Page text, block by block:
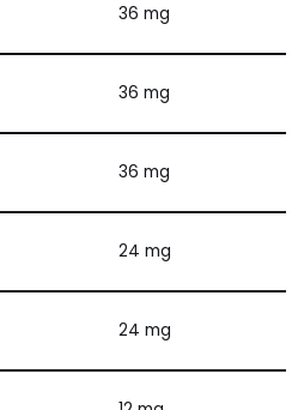
36 mg
36 mg
36 mg
24 mg
24 mg